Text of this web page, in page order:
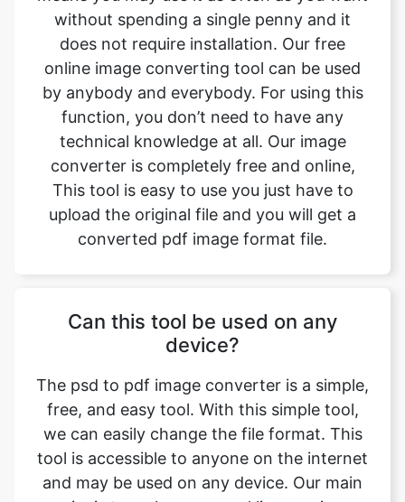
by anybody and everybody. For using this
function, you don’t need to have any
technical knowledge at all. Our image
converter is completely free and online,
This tool is easy to use you just have to
upload the original file and you will get a
converted pdf image format file.
Can this tool be used on any
free, and easy tool. With this simple tool,
we can easily change the file format. This
tool is accessible to anyone on the internet
and may be used on any device. Our main
aim is to make our users' lives easier.
Converting image from psd to pdf format
has no effect on its quality. The quality of